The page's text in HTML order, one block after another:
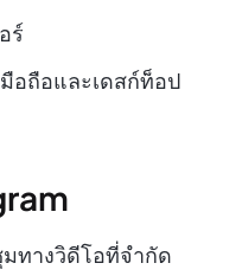
ร์
อถือและเดสก์ท็อป
ทางวิดีโอที่จำกัด